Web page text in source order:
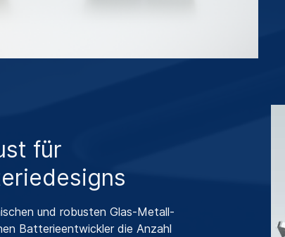
für
und robusten Glas-Metall-
Batterieentwickler die Anzahl